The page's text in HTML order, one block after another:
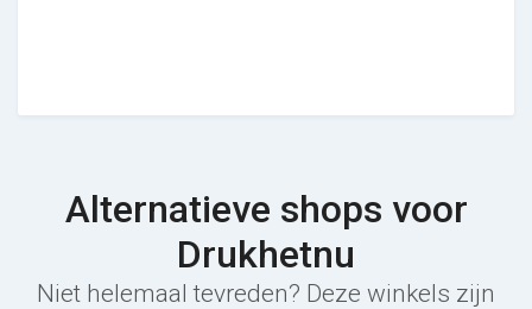
Alternatieve shops voor
Drukhetnu
Niet helemaal tevreden? Deze winkels zijn